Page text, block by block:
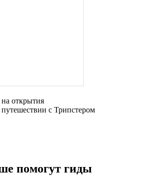
открытия
с Трипстером
помогут гиды